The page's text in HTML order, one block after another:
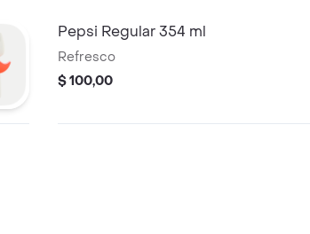
Pepsi Regular 354 ml
Refresco
$ 100,00